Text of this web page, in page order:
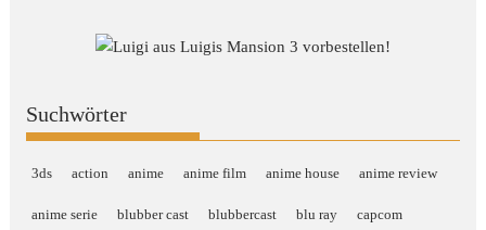
Suchwörter
3ds action anime anime film anime house anime review
anime serie blubber cast blubbercast blu ray capcom